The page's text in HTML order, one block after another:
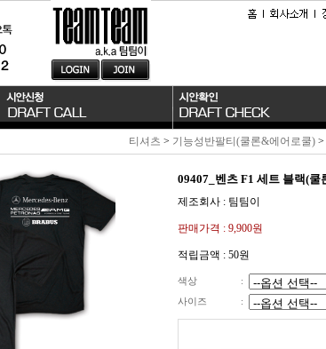
티셔츠 > 기능성반팔티(쿨론&에어로쿨) >
09407_벤츠 F1 세트 블랙(쿨
제조회사 : 팀팀이
판매가격 : 9,900원
적립금액 : 50원
색상
:
사이즈
: